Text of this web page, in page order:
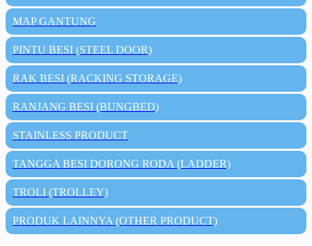
MAP GANTUNG
PINTU BESI (STEEL DOOR)
RAK BESI (RACKING STORAGE)
RANJANG BESI (BUNGBED)
STAINLESS PRODUCT
TANGGA BESI DORONG RODA (LADDER)
TROLI (TROLLEY)
PRODUK LAINNYA (OTHER PRODUCT)